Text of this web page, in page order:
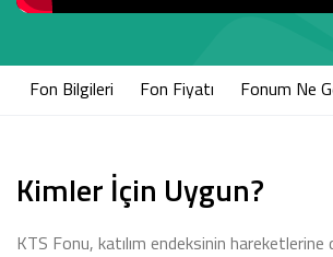
Fon Bilgileri Fon Fiyatı Fonum Ne
Kimler İçin Uygun?
KTS Fonu, katılım endeksinin